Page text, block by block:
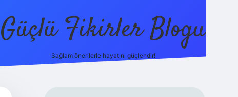
Güçlü Fikirler Blogu
Sağlam önerilerle hayatını güçlendir!